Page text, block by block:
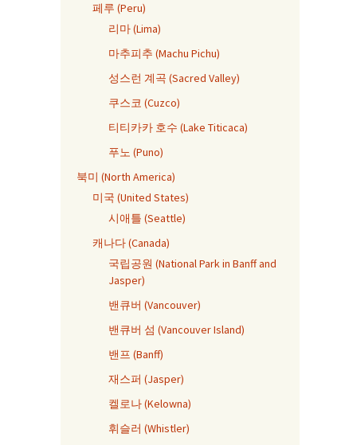
페루 (Peru)
리마 (Lima)
마추피추 (Machu Pichu)
성스런 계곡 (Sacred Valley)
쿠스코 (Cuzco)
티티카카 호수 (Lake Titicaca)
푸노 (Puno)
북미 (North America)
미국 (United States)
시애틀 (Seattle)
캐나다 (Canada)
국립공원 (National Park in Banff and
Jasper)
밴큐버 (Vancouver)
밴큐버 섬 (Vancouver Island)
밴프 (Banff)
재스퍼 (Jasper)
켈로나 (Kelowna)
휘슬러 (Whistler)